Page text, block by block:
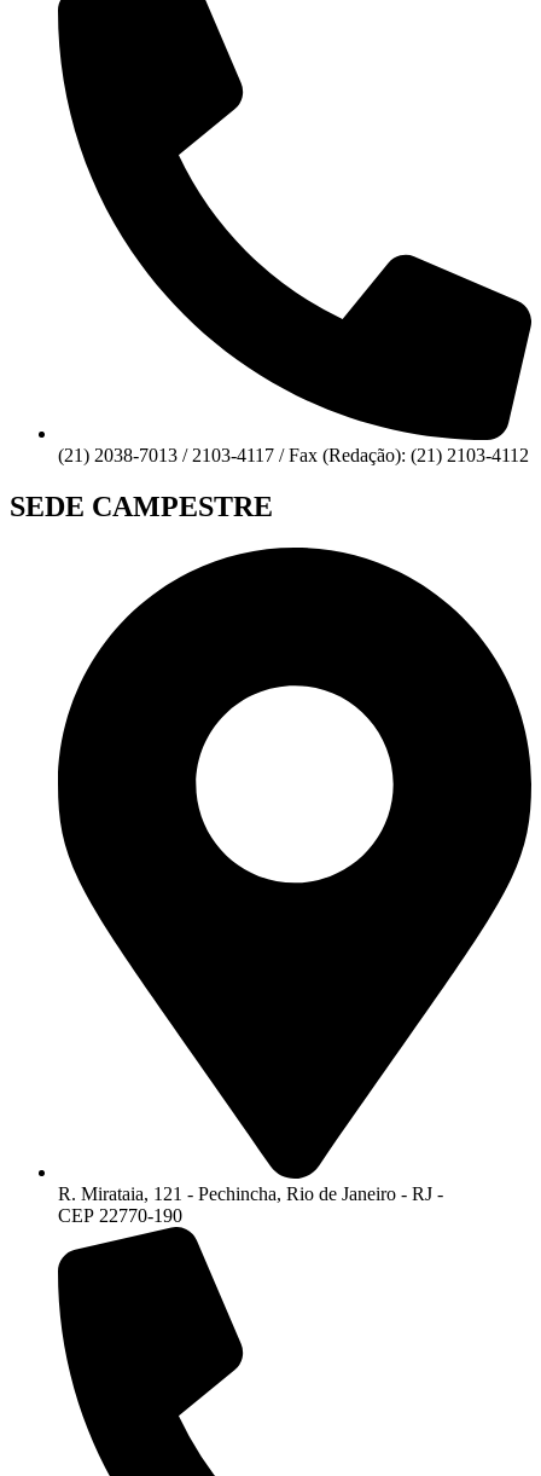
(21) 2038-7013 / 2103-4117 / Fax (Redação): (21) 2103-4112
SEDE CAMPESTRE
R. Mirataia, 121 - Pechincha, Rio de Janeiro - RJ -
CEP 22770-190